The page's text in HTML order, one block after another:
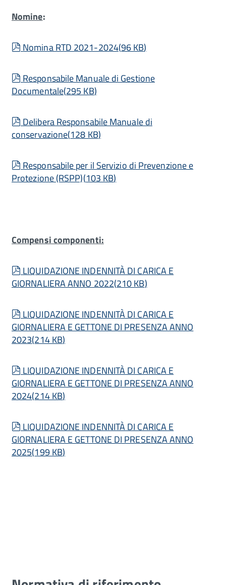
Nomine:
pdf
Nomina RTD 2021-2024(96 KB)
pdf
Responsabile Manuale di Gestione
Documentale(295 KB)
pdf
Delibera Responsabile Manuale di
conservazione(128 KB)
pdf
Responsabile per il Servizio di Prevenzione e
Protezione (RSPP)(103 KB)
Compensi componenti:
pdf
LIQUIDAZIONE INDENNITÀ DI CARICA E
GIORNALIERA ANNO 2022(210 KB)
pdf
LIQUIDAZIONE INDENNITÀ DI CARICA E
GIORNALIERA E GETTONE DI PRESENZA ANNO
2023(214 KB)
pdf
LIQUIDAZIONE INDENNITÀ DI CARICA E
GIORNALIERA E GETTONE DI PRESENZA ANNO
2024(214 KB)
pdf
LIQUIDAZIONE INDENNITÀ DI CARICA E
GIORNALIERA E GETTONE DI PRESENZA ANNO
2025(199 KB)